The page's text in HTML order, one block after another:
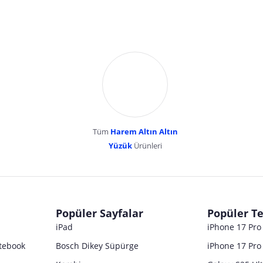
YENİBOSNA MERKEZ MAH LADİN SOK
Tüm Harem Altın Altın
YüzükÜrünleri
Popüler Sayfalar
iPad
Bosch Dikey Süpürge
Popüler
iPhone 17
iPhone 17 Pro